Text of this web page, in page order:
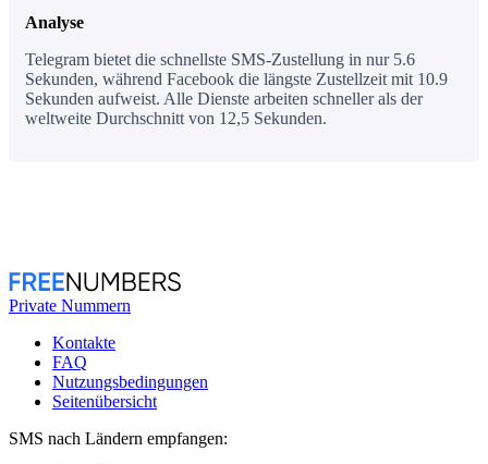
Analyse
Telegram bietet die schnellste SMS-Zustellung in nur 5.6
Sekunden, während Facebook die längste Zustellzeit mit 10.9
Sekunden aufweist. Alle Dienste arbeiten schneller als der
weltweite Durchschnitt von 12,5 Sekunden.
Private Nummern
Kontakte
FAQ
Nutzungsbedingungen
Seitenübersicht
SMS nach Ländern empfangen: